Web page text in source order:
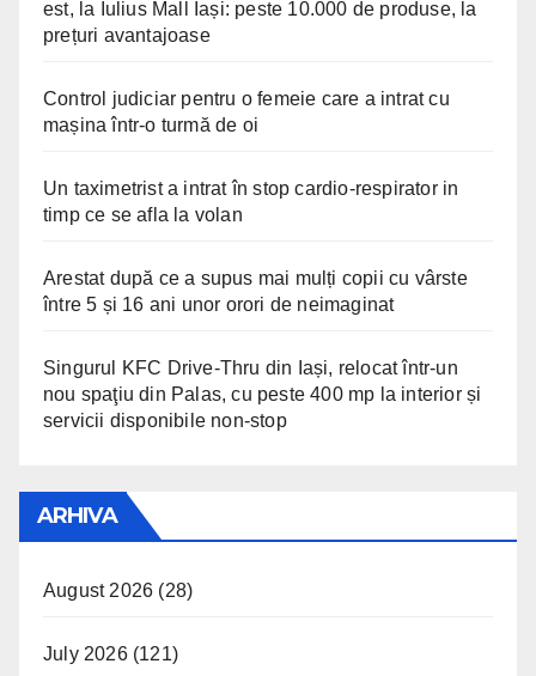
est, la Iulius Mall Iași: peste 10.000 de produse, la
prețuri avantajoase
Control judiciar pentru o femeie care a intrat cu
mașina într-o turmă de oi
Un taximetrist a intrat în stop cardio-respirator in
timp ce se afla la volan
Arestat după ce a supus mai mulți copii cu vârste
între 5 și 16 ani unor orori de neimaginat
Singurul KFC Drive-Thru din Iași, relocat într-un
nou spaţiu din Palas, cu peste 400 mp la interior și
servicii disponibile non-stop
ARHIVA
August 2026 (28)
July 2026(121)